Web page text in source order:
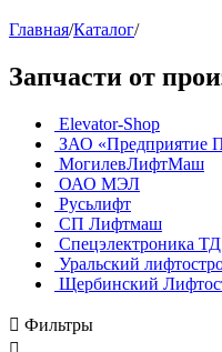
Главная/Каталог/
Запчасти от
Elevator-Shop
ЗАО «Предприятие
МогилевЛифтМаш
ОАО МЭЛ
Русьлифт
СП Лифтмаш
Спецэлектроника ТД
Уральский
Щербинский
 Фильтры